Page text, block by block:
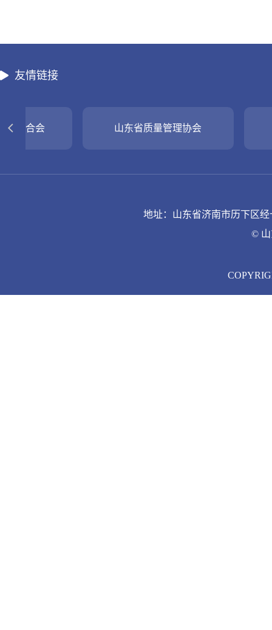
友情链接
山东省质量管理协会
地址：山东省济南市历下区
©